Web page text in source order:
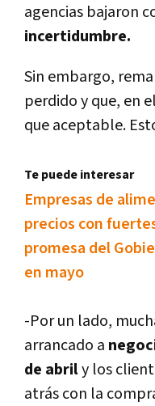
agencias bajaron
incertidumbre.
Sin embargo,
perdido y que, en
que aceptable.
Te puede interesar
Empresas de
precios con
promesa del
en mayo
-Por un lado,
arrancado a
de abrily los
atrás con la